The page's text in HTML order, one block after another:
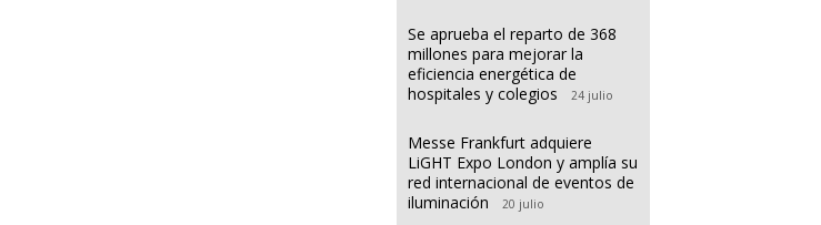
Se aprueba el reparto de 368
millones para mejorar la
eficiencia energética de
hospitales y colegios
24 julio
Messe Frankfurt adquiere
LiGHT Expo London y amplía su
red internacional de eventos de
iluminación
20 julio